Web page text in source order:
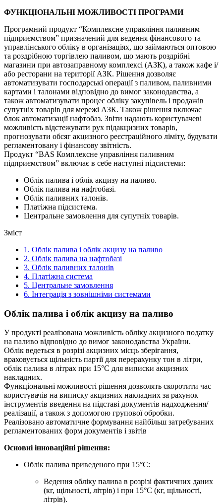
ФУНКЦІОНАЛЬНІ МОЖЛИВОСТІ ПРОГРАМИ
Програмний продукт “Комплексне управління паливним
підприємством” призначений для ведення фінансового та
управлінського обліку в організаціях, що займаються оптовою
та роздрібною торгівлею паливом, що мають роздрібні
магазини при автозаправному комплексі (АЗК), а також кафе і/
або ресторани на території АЗК. Рішення дозволяє
автоматизувати господарські операції з паливом, паливними
картами і талонами відповідно до вимог законодавства, а
також автоматизувати процес обліку закупівель і продажів
супутніх товарів для мережі АЗК. Також рішення включає
блок автоматизації нафтобаз. Звіти надають користувачеві
можливість відстежувати рух підакцизних товарів,
прогнозувати обсяг акцизного реєстраційного ліміту, будувати
регламентовану і фінансову звітність.
Продукт “BAS Комплексне управління паливним
підприємством” включає в себе наступні підсистеми:
Облік палива і облік акцизу на паливо.
Облік палива на нафтобазі.
Облік паливних талонів.
Платіжна підсистема.
Центральне замовлення для супутніх товарів.
Зміст
1. Облік палива і облік акцизу на паливо
2. Облік палива на нафтобазі
3. Облік паливних талонів
4. Платіжна система
5. Центральне замовлення
6. Інтеграція з зовнішніми системами
Облік палива і облік акцизу на паливо
У продукті реалізована можливість обліку акцизного податку
на паливо відповідно до вимог законодавства України.
Облік ведеться в розрізі акцизних місць зберігання,
враховується щільність партії для перерахунку тон в літри,
облік палива в літрах при 15°С для виписки акцизних
накладних.
Функціональні можливості рішення дозволять скоротити час
користувачів на виписку акцизних накладних за рахунок
інструментів введення на підставі документів надходження/
реалізації, а також з допомогою групової обробки.
Реалізовано автоматичне формування найбільш затребуваних
регламентованих форм документів і звітів
Основні інноваційні рішення:
Облік палива приведеного при 15°С:
Ведення обліку палива в розрізі фактичних даних
(кг, щільності, літрів) і при 15°С (кг, щільності,
літрів).